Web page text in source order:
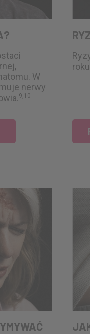
W
nerwy
9,10